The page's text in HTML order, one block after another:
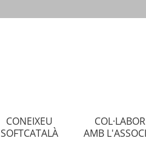
CONEIXEU
SOFTCATALÀ
AMB